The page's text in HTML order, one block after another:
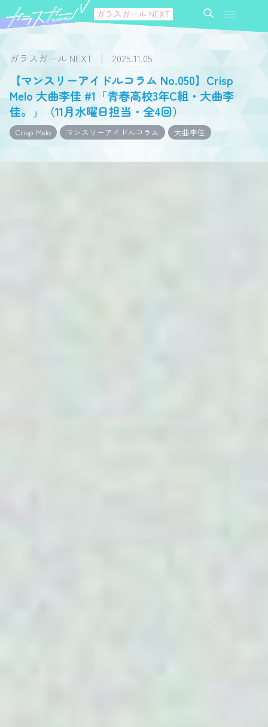
ガラスガール NEXT
ガラスガール NEXT 2025.11.05
【マンスリーアイドルコラム No.050】Crisp
Melo 大曲李佳 #1「青春高校3年C組・大曲李
佳。」（11月水曜日担当・全4回）
Crisp Melo マンスリーアイドルコラム 大曲李佳